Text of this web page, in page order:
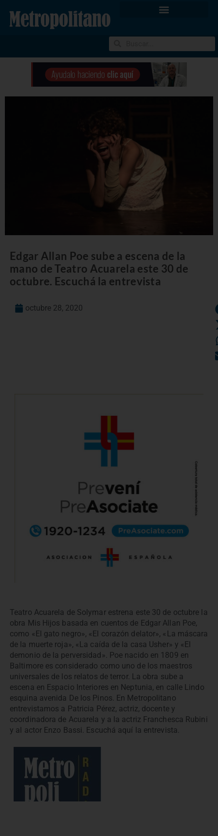
Edgar Allan Poe sube a escena de la
mano de Teatro Acuarela este 30 de
octubre. Escuchá la entrevista
octubre 28, 2020
Teatro Acuarela de Solymar estrena este 30 de octubre la
obra Mis Hijos basada en cuentos de Edgar Allan Poe,
como «El gato negro», «El corazón delator», «La máscara
de la muerte roja», «La caída de la casa Usher» y «El
demonio de la perversidad». Poe nacido en 1809 en
Baltimore es considerado como uno de los maestros
universales de los relatos de terror. La obra sube a
escena en Espacio Interiores en Neptunia, en calle Lindo
esquina avenida De los Pinos. En Metropolitano
entrevistamos a Patricia Pérez, actriz, docente y
coordinadora de Acuarela y a la actriz Franchesca Rubini
y al actor Enzo Bassi. Escuchá aquí la entrevista.